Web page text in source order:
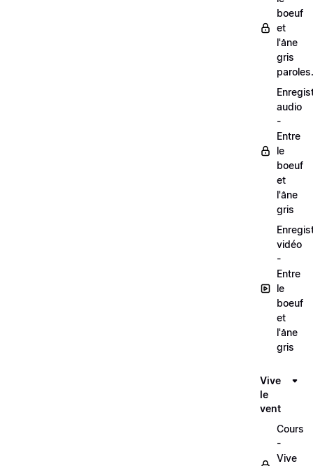
boeuf
et
l'âne
gris
audio
-
Entre
le
boeuf
et
l'âne
gris
vidéo
-
Entre
le
boeuf
et
l'âne
gris
Vive
le
vent
Cours
-
Vive